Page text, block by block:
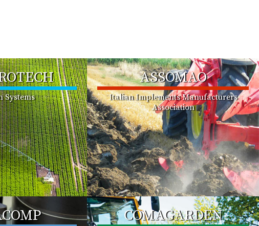
Systems
ASSOMAO
Italian Implements Manufacturers
Association
COMAGARDEN